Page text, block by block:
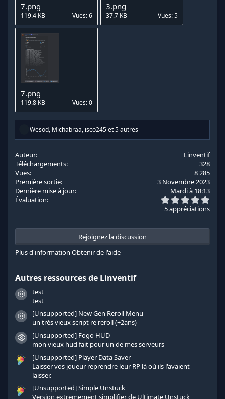
7.png
119.4 KB Vues: 6
3.png
37.7 KB Vues: 5
7.png
119.8 KB Vues: 0
R
c
t
i
o
n
s
:
Wesod, Michabraa, isco245et 5 autres
Auteur
Linventif
Téléchargements
328
Vues
8 285
Première sortie
3 Novembre 2023
Dernière mise à jour
Mardi à 18:13
Évaluation
.
0
5 appréciations
Rejoignez la discussion
Plus d'information Obtenir de l'aide
Autres ressources de Linventif
Icône de ressource
test
test
Icône de ressource
[Unsupported] New Gen Reroll Menu
un très vieux script re reroll (+2ans)
Icône de ressource
[Unsupported] Fogo HUD
mon vieux hud fait pour un de mes serveurs
[Unsupported] Player Data Saver
Laisser vos joueur reprendre leur RP là où ils l'avaient
laisser.
[Unsupported] Simple Unstuck
Version extremement simplifier de Ultimate Unstuck